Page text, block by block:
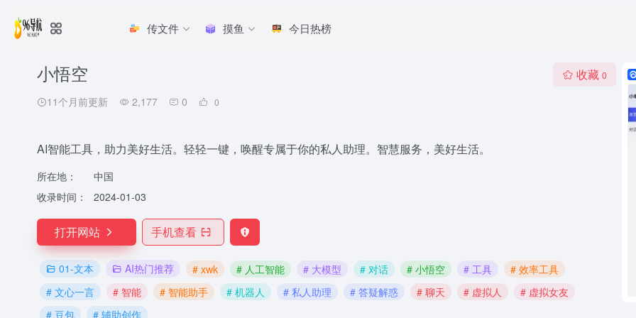
传文件 摸鱼 今日热榜
小悟空
11个月前更新 2,177 0 0
收藏 0
AI智能工具，助力美好生活。轻轻一键，唤醒专属于你的私人助理。智慧服务，美好生活。
所在地：
中国
收录时间：
2024-01-03
打开网站 手机查看
01-文本 AI热门推荐 # xwk # 人工智能 # 大模型 # 对话 # 小悟空 # 工具
# 效率工具
# 文心一言
# 智能 # 智能助手 # 机器人 # 私人助理 # 答疑解惑 # 聊天 # 虚拟人
# 虚拟女友
# 豆包
# 辅助创作